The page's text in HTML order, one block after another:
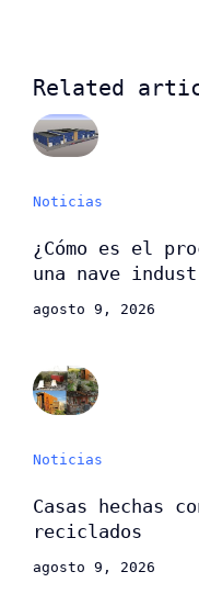
Related
Noticias
¿Cómo es el
una nave
agosto 9, 2026
Noticias
Casas hechas
reciclados
agosto 9, 2026